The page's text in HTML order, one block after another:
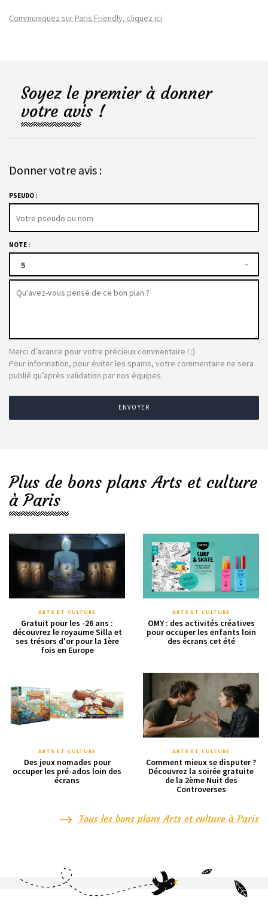
Communiquez sur Paris Friendly, cliquez ici
Soyez le premier à donner
votre avis !
Donner votre avis :
PSEUDO :
NOTE :
5
Merci d’avance pour votre précieux commentaire ! :)
Pour information, pour éviter les spams, votre commentaire ne sera
publié qu’après validation par nos équipes.
ENVOYER
Plus de bons plans Arts et culture
à Paris
ARTS ET CULTURE
Gratuit pour les -26 ans :
découvrez le royaume Silla et
ses trésors d'or pour la 1ère
fois en Europe
ARTS ET CULTURE
OMY : des activités créatives
pour occuper les enfants loin
des écrans cet été
ARTS ET CULTURE
Des jeux nomades pour
occuper les pré-ados loin des
écrans
ARTS ET CULTURE
Comment mieux se disputer ?
Découvrez la soirée gratuite
de la 2ème Nuit des
Controverses
Tous les bons plans Arts et culture à Paris